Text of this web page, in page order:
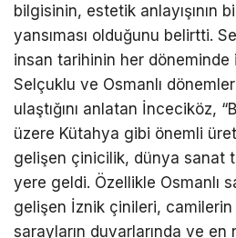
bilgisinin, estetik anlayışının
yansıması olduğunu belirtti.
insan tarihinin her döneminde
Selçuklu ve Osmanlı
ulaştığını anlatan İnceciköz,
üzere Kütahya gibi önemli
gelişen çinicilik, dünya sanat
yere geldi. Özellikle Osmanlı
gelişen İznik çinileri,
sarayların duvarlarında ve en